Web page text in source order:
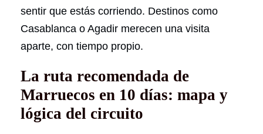
sentir que estás corriendo. Destinos como
Casablanca o Agadir merecen una visita
aparte, con tiempo propio.
La ruta recomendada de
Marruecos en 10 días: mapa y
lógica del circuito